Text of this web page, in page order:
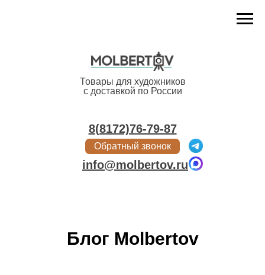
8(8172)76-79-87
Обратный звонок
Товары для художников
с доставкой по России
info@molbertov.ru
Блог Molbertov